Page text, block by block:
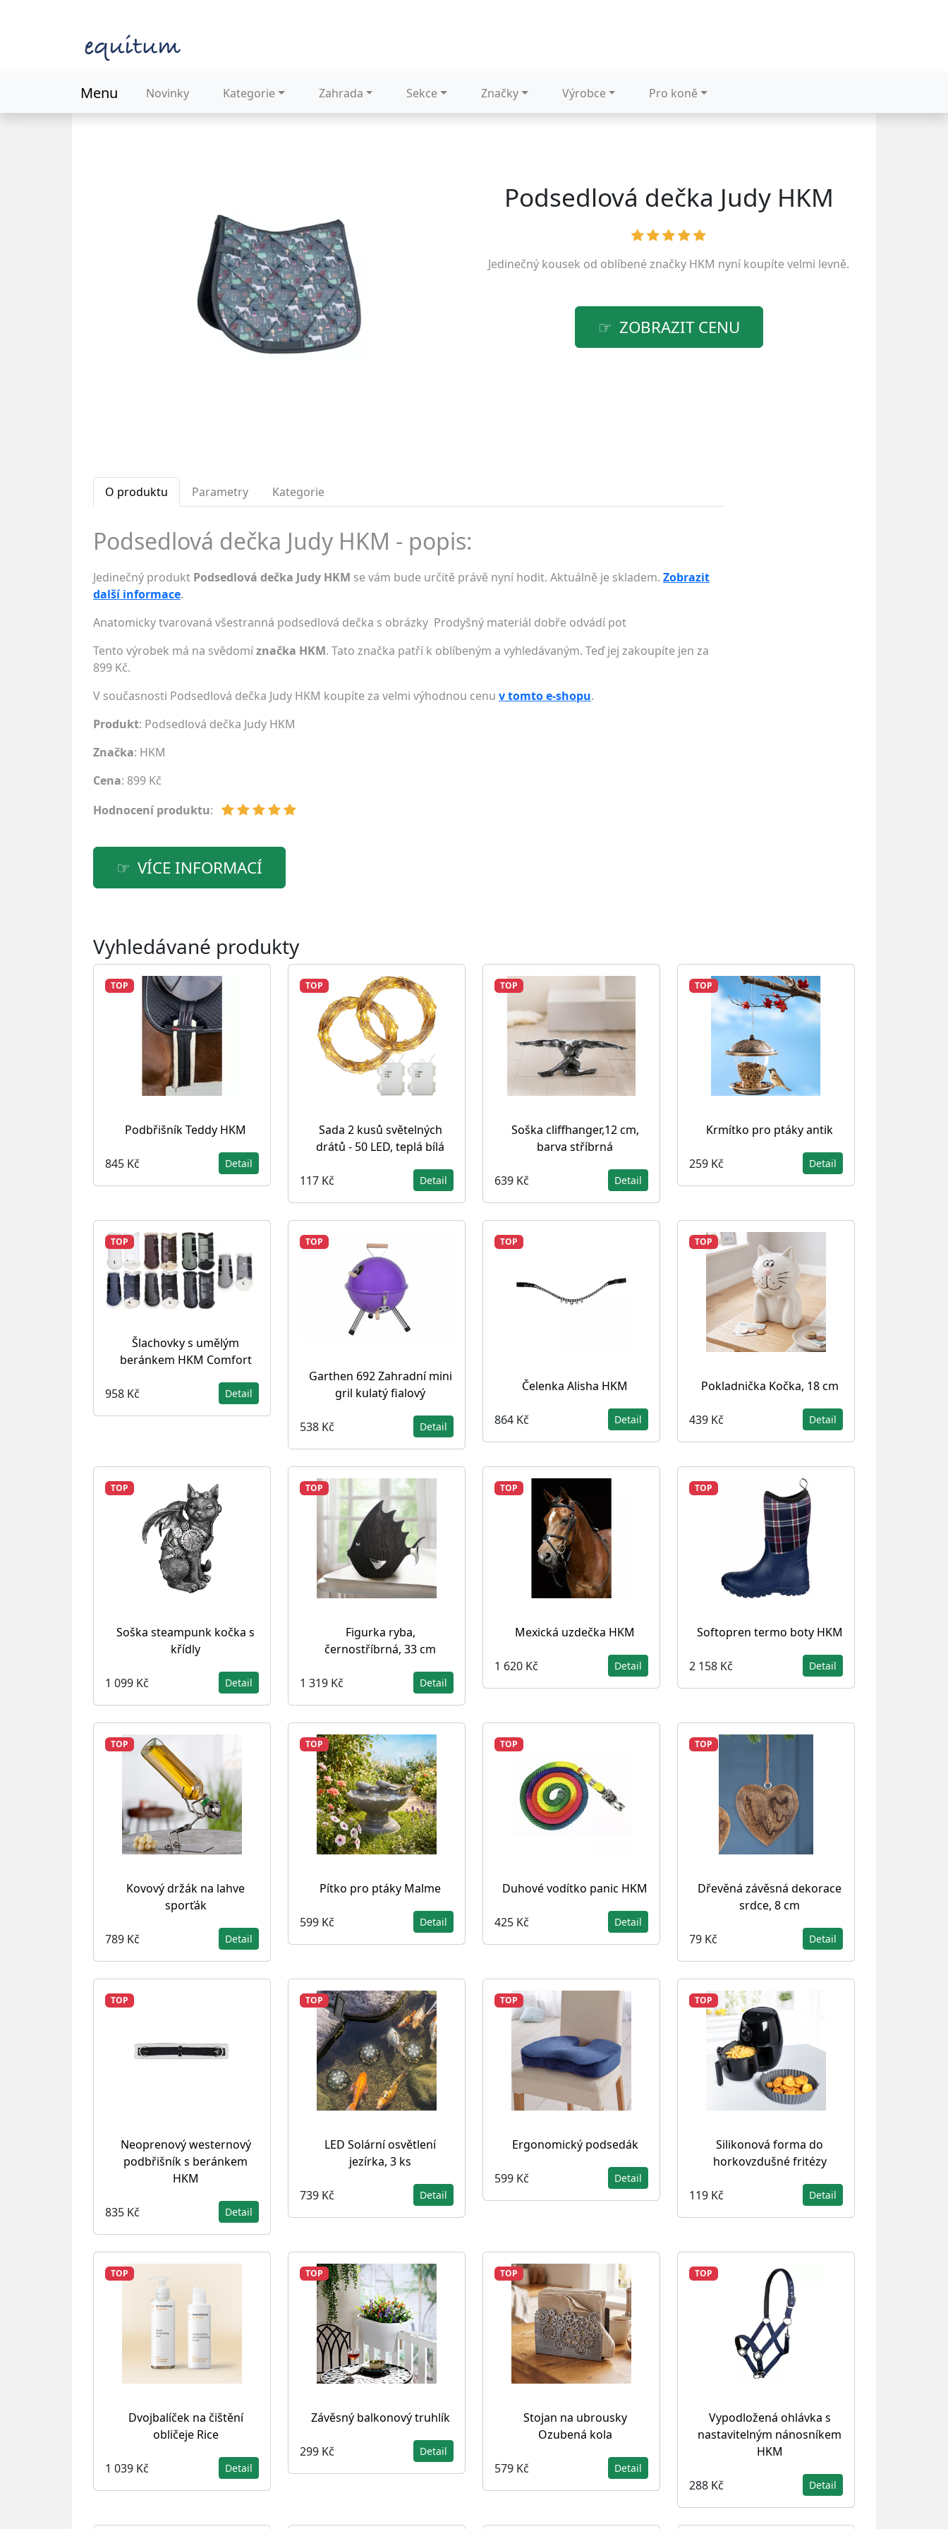
Menu Novinky Kategorie Zahrada Sekce Značky Výrobce Pro koně
Podsedlová dečka Judy HKM
Jedinečný kousek od oblíbené značky HKM nyní koupíte velmi levně.
ZOBRAZIT CENU
O produktu Parametry Kategorie
Podsedlová dečka Judy HKM - popis:
Jedinečný produkt Podsedlová dečka Judy HKM se vám bude určitě právě nyní hodit. Aktuálně je skladem. Zobrazit
další informace.
Anatomicky tvarovaná všestranná podsedlová dečka s obrázky Prodyšný materiál dobře odvádí pot
Tento výrobek má na svědomíznačka HKM. Tato značka patří k oblíbeným a vyhledávaným. Teď jej zakoupíte jen za
899 Kč.
V současnosti Podsedlová dečka Judy HKM koupíte za velmi výhodnou cenu v tomto e-shopu.
Produkt: Podsedlová dečka Judy HKM
Značka: HKM
Cena: 899 Kč
Hodnocení produktu:
VÍCE INFORMACÍ
Vyhledávané produkty
TOP
Podbřišník Teddy HKM
845 Kč Detail
TOP
Sada 2 kusů světelných
drátů - 50 LED, teplá bílá
117 Kč Detail
TOP
Soška cliffhanger,12 cm,
barva stříbrná
639 Kč Detail
TOP
Krmítko pro ptáky antik
259 Kč Detail
TOP
Šlachovky s umělým
beránkem HKM Comfort
958 Kč Detail
TOP
Garthen 692 Zahradní mini
gril kulatý fialový
538 Kč Detail
TOP
Čelenka Alisha HKM
864 Kč Detail
TOP
Pokladnička Kočka, 18 cm
439 Kč Detail
TOP
Soška steampunk kočka s
křídly
1 099 Kč Detail
TOP
Figurka ryba,
černostříbrná, 33 cm
1 319 Kč Detail
TOP
Mexická uzdečka HKM
1 620 Kč Detail
TOP
Softopren termo boty HKM
2 158 Kč Detail
TOP
Kovový držák na lahve
sporťák
789 Kč Detail
TOP
Pítko pro ptáky Malme
599 Kč Detail
TOP
Duhové vodítko panic HKM
425 Kč Detail
TOP
Dřevěná závěsná dekorace
srdce, 8 cm
79 Kč Detail
TOP
Neoprenový westernový
podbřišník s beránkem
HKM
835 Kč Detail
TOP
LED Solární osvětlení
jezírka, 3 ks
739 Kč Detail
TOP
Ergonomický podsedák
599 Kč Detail
TOP
Silikonová forma do
horkovzdušné fritézy
119 Kč Detail
TOP
Dvojbalíček na čištění
obličeje Rice
1 039 Kč Detail
TOP
Závěsný balkonový truhlík
299 Kč Detail
TOP
Stojan na ubrousky
Ozubená kola
579 Kč Detail
TOP
Vypodložená ohlávka s
nastavitelným nánosníkem
HKM
288 Kč Detail